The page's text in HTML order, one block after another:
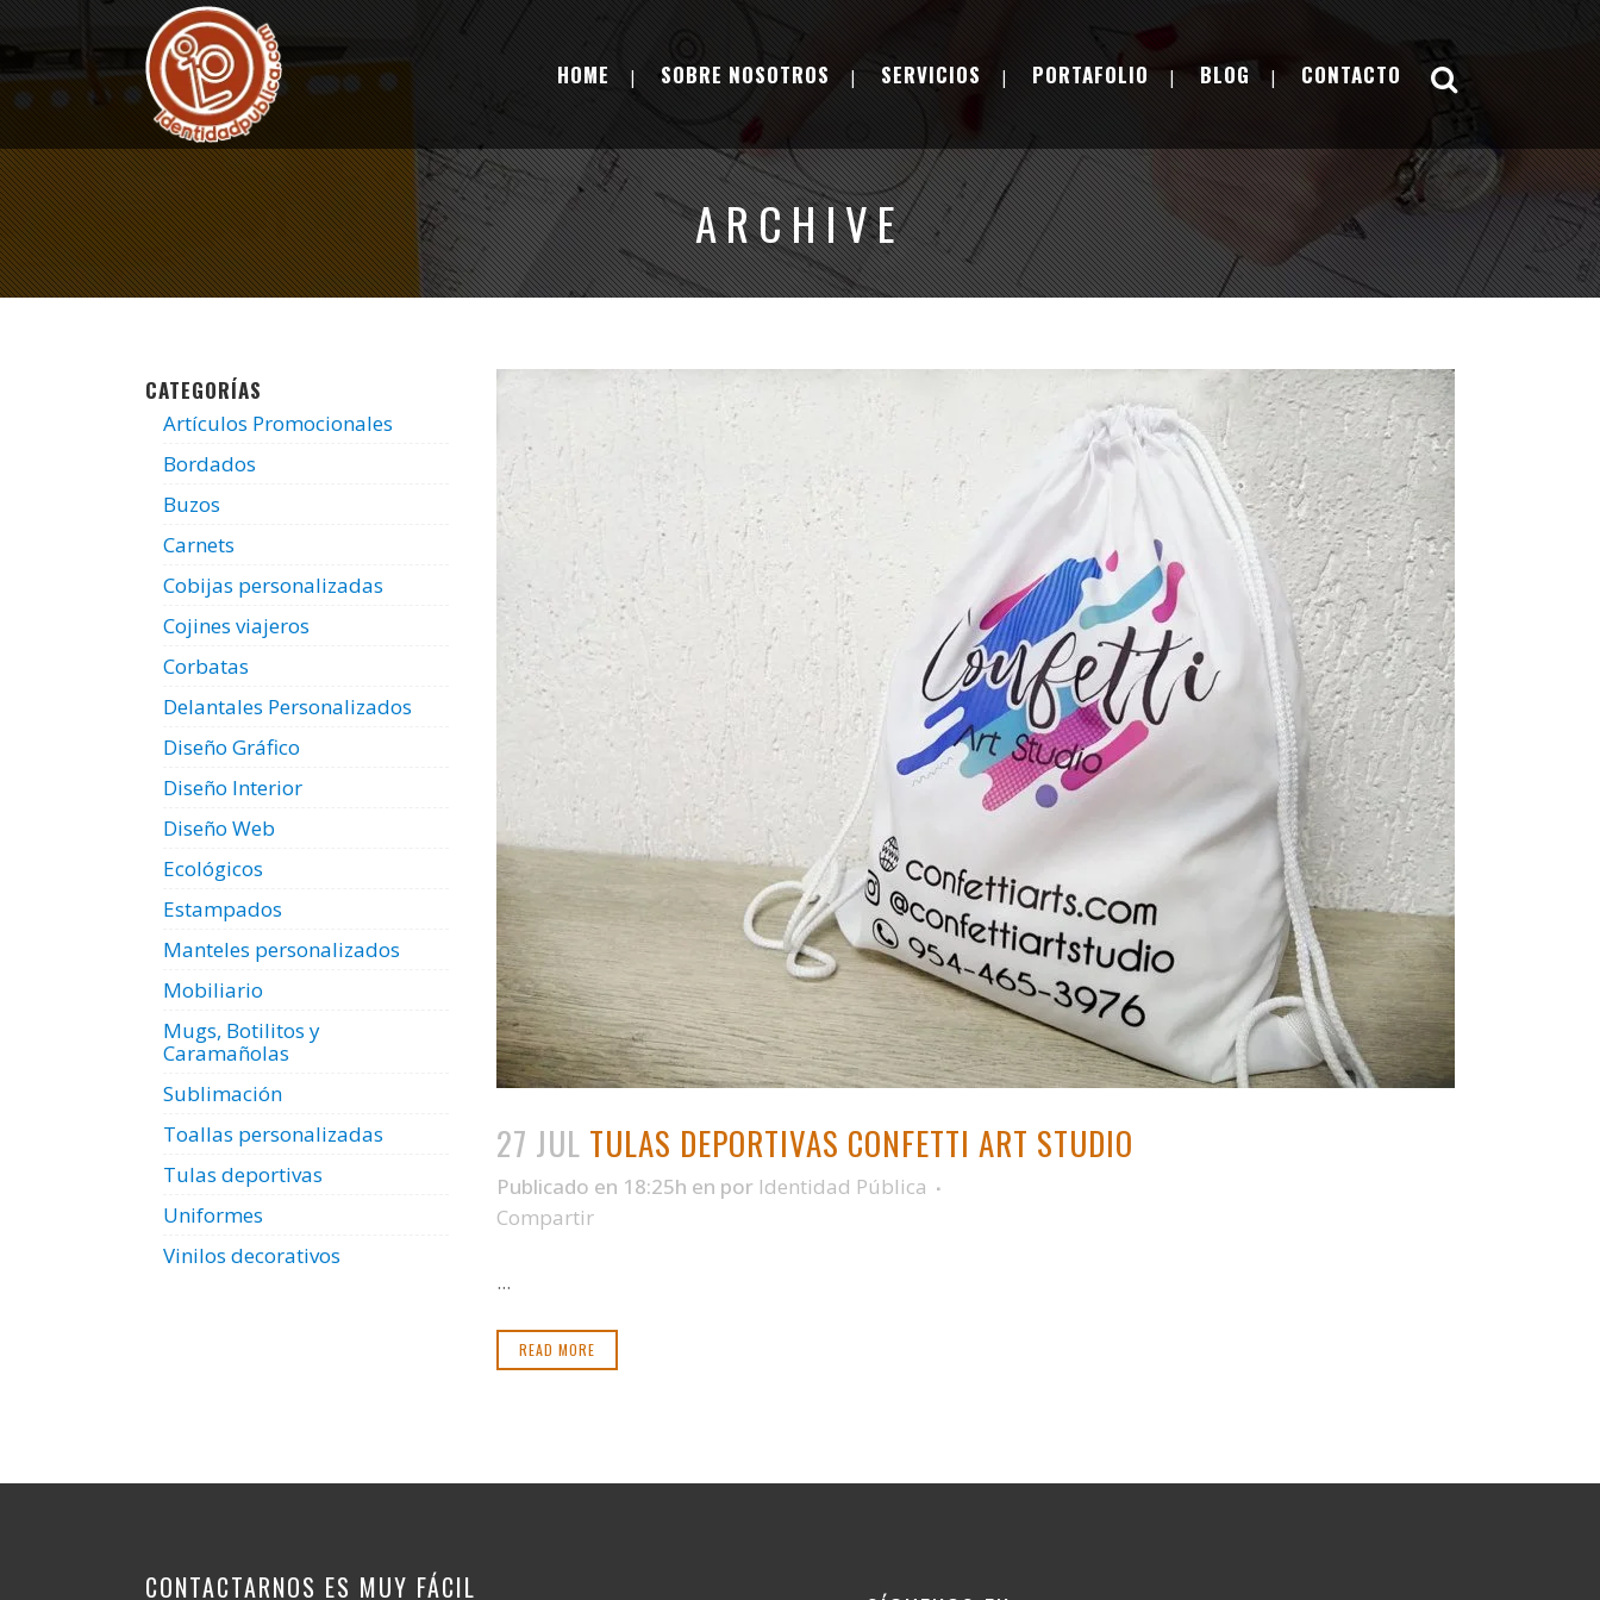
HOME SOBRE NOSOTROS SERVICIOS PORTAFOLIO BLOG CONTACTO
ARCHIVE
CATEGORÍAS
Artículos Promocionales
Bordados
Buzos
Carnets
Cobijas personalizadas
Cojines viajeros
Corbatas
Delantales Personalizados
Diseño Gráfico
Diseño Interior
Diseño Web
Ecológicos
Estampados
Manteles personalizados
Mobiliario
Mugs, Botilitos y
Caramañolas
Sublimación
Toallas personalizadas
Tulas deportivas
Uniformes
Vinilos decorativos
27 JUL TULAS DEPORTIVAS CONFETTI ART STUDIO
Publicado en 18:25h en por Identidad Pública
Compartir
...
READ MORE
CONTACTARNOS ES MUY FÁCIL